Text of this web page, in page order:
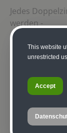
Jedes
werden -
This website
unrestricted
Accept